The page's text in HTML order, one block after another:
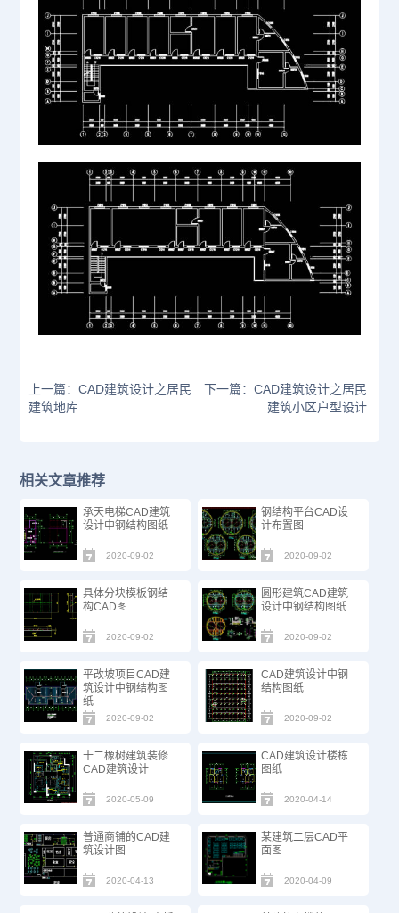
上一篇：CAD建筑设计之居民
建筑地库
下一篇：CAD建筑设计之居民
建筑小区户型设计
相关文章推荐
承天电梯CAD建筑
设计中钢结构图纸
2020-09-02
钢结构平台CAD设
计布置图
2020-09-02
具体分块模板钢结
构CAD图
2020-09-02
圆形建筑CAD建筑
设计中钢结构图纸
2020-09-02
平改坡项目CAD建
筑设计中钢结构图
纸
2020-09-02
CAD建筑设计中钢
结构图纸
2020-09-02
十二橡树建筑装修
CAD建筑设计
2020-05-09
CAD建筑设计楼栋
图纸
2020-04-14
普通商铺的CAD建
筑设计图
2020-04-13
某建筑二层CAD平
面图
2020-04-09